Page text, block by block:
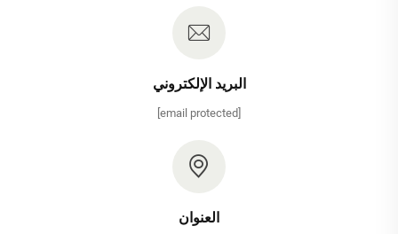
البريد الإلكتروني
[email protected]
العنوان